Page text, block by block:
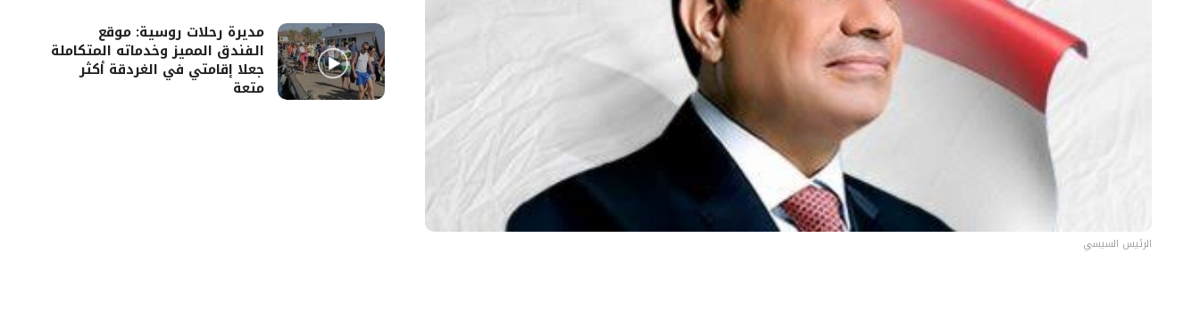
الرئيس السيسي
مديرة رحلات روسية: موقع
الفندق المميز وخدماته المتكاملة
جعلا إقامتي في الغردقة أكثر
متعة